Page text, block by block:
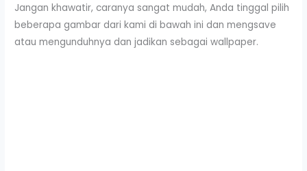
Jangan khawatir, caranya sangat mudah, Anda tinggal pilih
beberapa gambar dari kami di bawah ini dan mengsave
atau mengunduhnya dan jadikan sebagai wallpaper.